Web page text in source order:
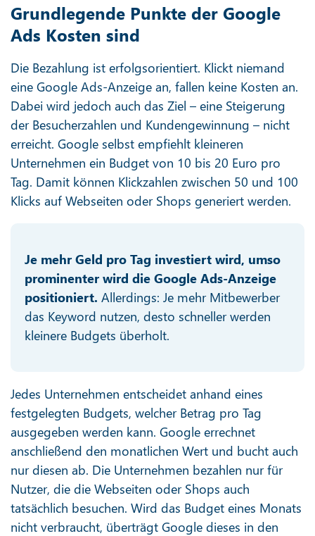
Grundlegende Punkte der Google
Ads Kosten sind
Die Bezahlung ist erfolgsorientiert. Klickt niemand
eine Google Ads-Anzeige an, fallen keine Kosten an.
Dabei wird jedoch auch das Ziel – eine Steigerung
der Besucherzahlen und Kundengewinnung – nicht
erreicht. Google selbst empfiehlt kleineren
Unternehmen ein Budget von 10 bis 20 Euro pro
Tag. Damit können Klickzahlen zwischen 50 und 100
Klicks auf Webseiten oder Shops generiert werden.
Je mehr Geld pro Tag investiert wird, umso
prominenter wird die Google Ads-Anzeige
positioniert. Allerdings: Je mehr Mitbewerber
das Keyword nutzen, desto schneller werden
kleinere Budgets überholt.
Jedes Unternehmen entscheidet anhand eines
festgelegten Budgets, welcher Betrag pro Tag
ausgegeben werden kann. Google errechnet
anschließend den monatlichen Wert und bucht auch
nur diesen ab. Die Unternehmen bezahlen nur für
Nutzer, die die Webseiten oder Shops auch
tatsächlich besuchen. Wird das Budget eines Monats
nicht verbraucht, überträgt Google dieses in den